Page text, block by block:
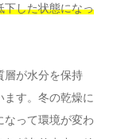
下した状態になっ
層が水分を保持
ます。冬の乾燥に
なって環境が変わ